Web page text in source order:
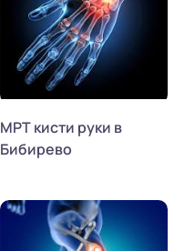
МРТ кисти руки в
Бибирево